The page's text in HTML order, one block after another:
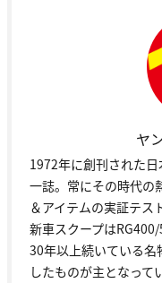
ヤ
1972年に創刊された
一誌。常にその時代の
＆アイテムの実証テス
新車スクープは
30年以上続いている名
したものが主となって